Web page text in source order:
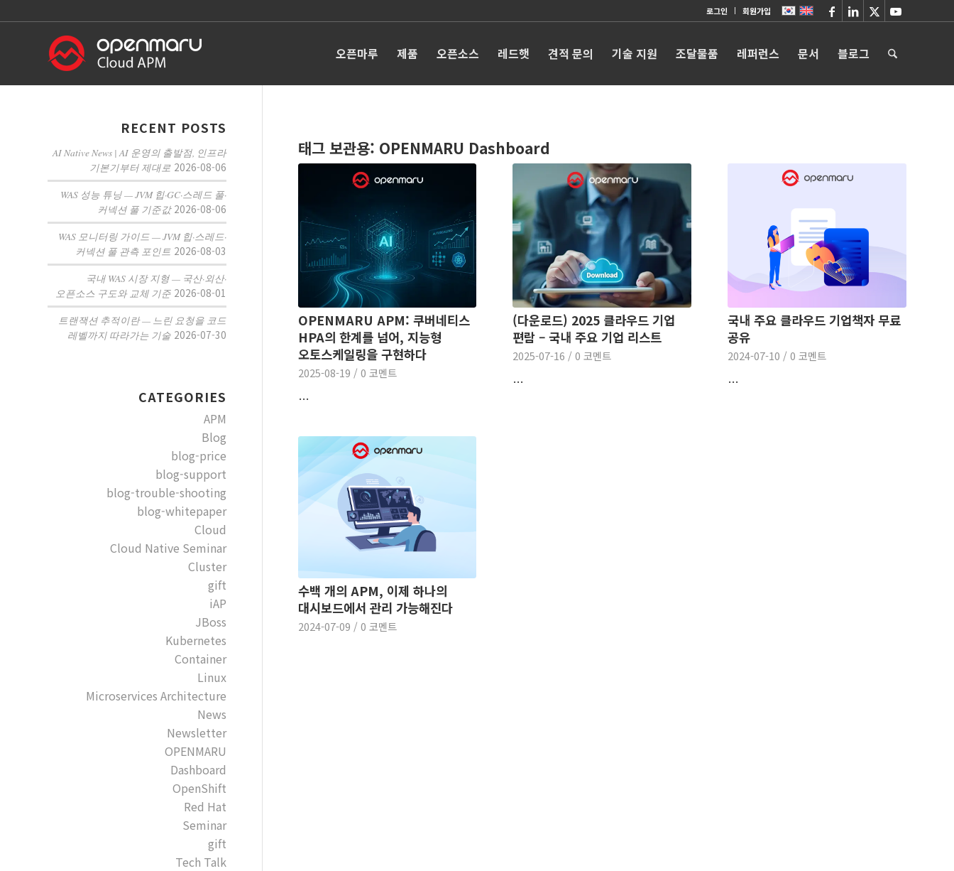
로그인 회원가입
오픈마루 제품 오픈소스 레드햇 견적 문의 기술 지원 조달물품 레퍼런스 문서 블로그
태그 보관용: OPENMARU Dashboard
OPENMARU APM: 쿠버네티스
HPA의 한계를 넘어, 지능형
오토스케일링을 구현하다
2025-08-19 / 0 코멘트
…
(다운로드) 2025 클라우드 기업
편람 – 국내 주요 기업 리스트
2025-07-16 / 0 코멘트
…
국내 주요 클라우드 기업책자 무료
공유
2024-07-10 / 0 코멘트
…
수백 개의 APM, 이제 하나의
대시보드에서 관리 가능해진다
2024-07-09 / 0 코멘트
RECENT POSTS
AI Native News | AI 운영의 출발점, 인프라
기본기부터 제대로 2026-08-06
WAS 성능 튜닝 — JVM 힙·GC·스레드 풀·
커넥션 풀 기준값 2026-08-06
WAS 모니터링 가이드 — JVM 힙·스레드·
커넥션 풀 관측 포인트 2026-08-03
국내 WAS 시장 지형 — 국산·외산·
오픈소스 구도와 교체 기준 2026-08-01
트랜잭션 추적이란 — 느린 요청을 코드
레벨까지 따라가는 기술 2026-07-30
CATEGORIES
APM
Blog
blog-price
blog-support
blog-trouble-shooting
blog-whitepaper
Cloud
Cloud Native Seminar
Cluster
gift
iAP
JBoss
Kubernetes
Container
Linux
Microservices Architecture
News
Newsletter
OPENMARU
Dashboard
OpenShift
Red Hat
Seminar
gift
Tech Talk